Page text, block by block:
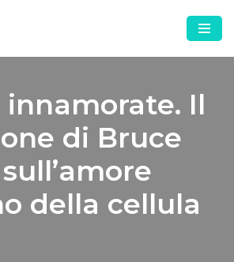
innamorate. Il
di Bruce
della cellula